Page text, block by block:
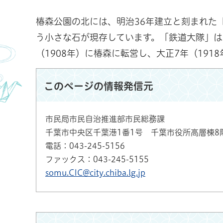
椿森公園の北には、明治36年建立と刻まれた
う小さな石が現存しています。「鉄道大隊」
（1908年）に椿森に転営し、大正7年（
このページの情報発信元
市民局市民自治推進部市民総務課
千葉市中央区千葉港1番1号 千葉市役所高層棟8
電話：043-245-5156
ファックス：043-245-5155
somu.CIC@city.chiba.lg.jp